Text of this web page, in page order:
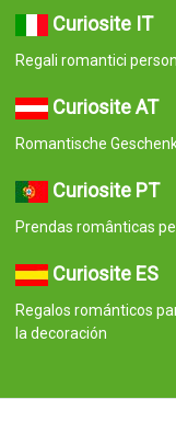
Curiosite IT
Regali romantici
Curiosite AT
Romantische
Curiosite PT
Prendas românticas
Curiosite ES
Regalos románticos
la decoración